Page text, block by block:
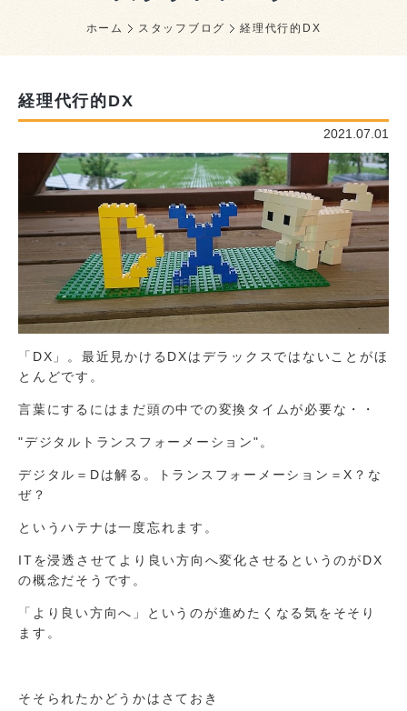
ホーム スタッフブログ 経理代行的DX
経理代行的DX
2021.07.01
「DX」。最近見かけるDXはデラックスではないことがほ
とんどです。
言葉にするにはまだ頭の中での変換タイムが必要な・・
"デジタルトランスフォーメーション"。
デジタル＝Dは解る。トランスフォーメーション＝X？な
ぜ？
というハテナは一度忘れます。
ITを浸透させてより良い方向へ変化させるというのがDX
の概念だそうです。
「より良い方向へ」というのが進めたくなる気をそそり
ます。
そそられたかどうかはさておき